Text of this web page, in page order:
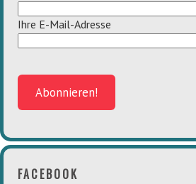
Ihre E-Mail-Adresse
FACEBOOK